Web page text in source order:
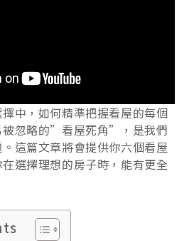
中，如何精準把握看屋的每個
被忽略的”看屋死角”，是我們
這篇文章將會提供你六個看屋
選擇理想的房子時，能有更全